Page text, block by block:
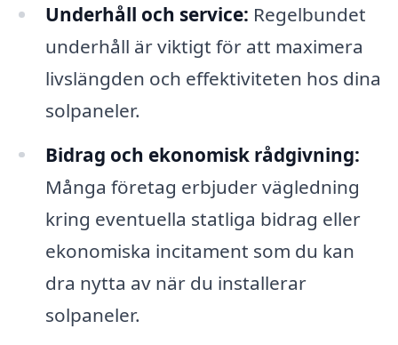
Underhåll och service: Regelbundet
underhåll är viktigt för att maximera
livslängden och effektiviteten hos dina
solpaneler.
Bidrag och ekonomisk rådgivning:
Många företag erbjuder vägledning
kring eventuella statliga bidrag eller
ekonomiska incitament som du kan
dra nytta av när du installerar
solpaneler.